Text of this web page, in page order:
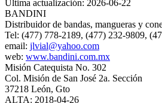
Ultima actualización: 2026-06-22
BANDINI
Distribuidor de bandas, mangueras y
Tel: (477) 778-2189, (477) 232-9809,
email: jlvial@yahoo.com
web: www.bandini.com.mx
Misión Catequista No. 302
Col. Misión de San José 2a. Sección
37218 León, Gto
ALTA: 2018-04-26